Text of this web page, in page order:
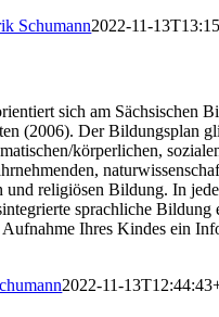
Schumann2022-11-
sich am Sächsischen
(2006). Der Bildungsplan
körperlichen, sozia
na
und religiösen Bildung. In
sprachliche Bildung
Aufnahme Ihres Kindes ein
2022-11-